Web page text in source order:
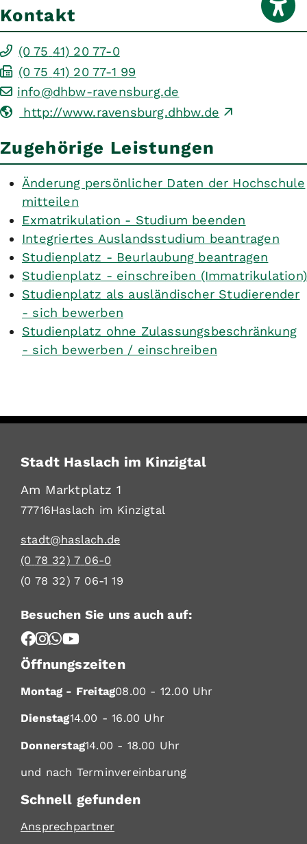
Kontakt
(0 75 41) 20 77-0
(0 75 41) 20 77-1 99
info@dhbw-ravensburg.de
http://www.ravensburg.dhbw.de
Zugehörige Leistungen
Änderung persönlicher Daten der Hochschule
mitteilen
Exmatrikulation - Studium beenden
Integriertes Auslandsstudium beantragen
Studienplatz - Beurlaubung beantragen
Studienplatz - einschreiben (Immatrikulation)
Studienplatz als ausländischer Studierender
- sich bewerben
Studienplatz ohne Zulassungsbeschränkung
- sich bewerben / einschreiben
Stadt Haslach im Kinzigtal
Am Marktplatz 1
77716Haslach im Kinzigtal
stadt@haslach.de
(0 78 32) 7 06-0
(0 78 32) 7 06-1 19
Besuchen Sie uns auch auf:
Öffnungszeiten
Montag - Freitag08.00 - 12.00 Uhr
Dienstag14.00 - 16.00 Uhr
Donnerstag14.00 - 18.00 Uhr
und nach Terminvereinbarung
Schnell gefunden
Ansprechpartner